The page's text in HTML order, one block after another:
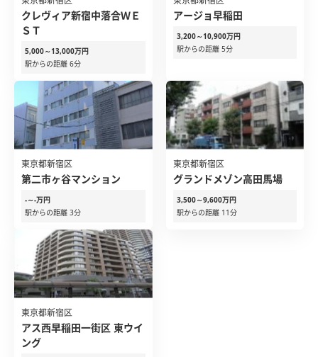
クレヴィア新宿中落合ＷＥ
ＳＴ
5,000～13,000万円
駅からの距離 6分
アージョ早稲田
3,200～10,900万円
駅からの距離 5分
東京都新宿区
第二市ヶ谷マンション
-～-万円
駅からの距離 3分
東京都新宿区
グランドメゾン高田馬場
3,500～9,600万円
駅からの距離 11分
東京都新宿区
アス西早稲田一街区 東ウイ
ング